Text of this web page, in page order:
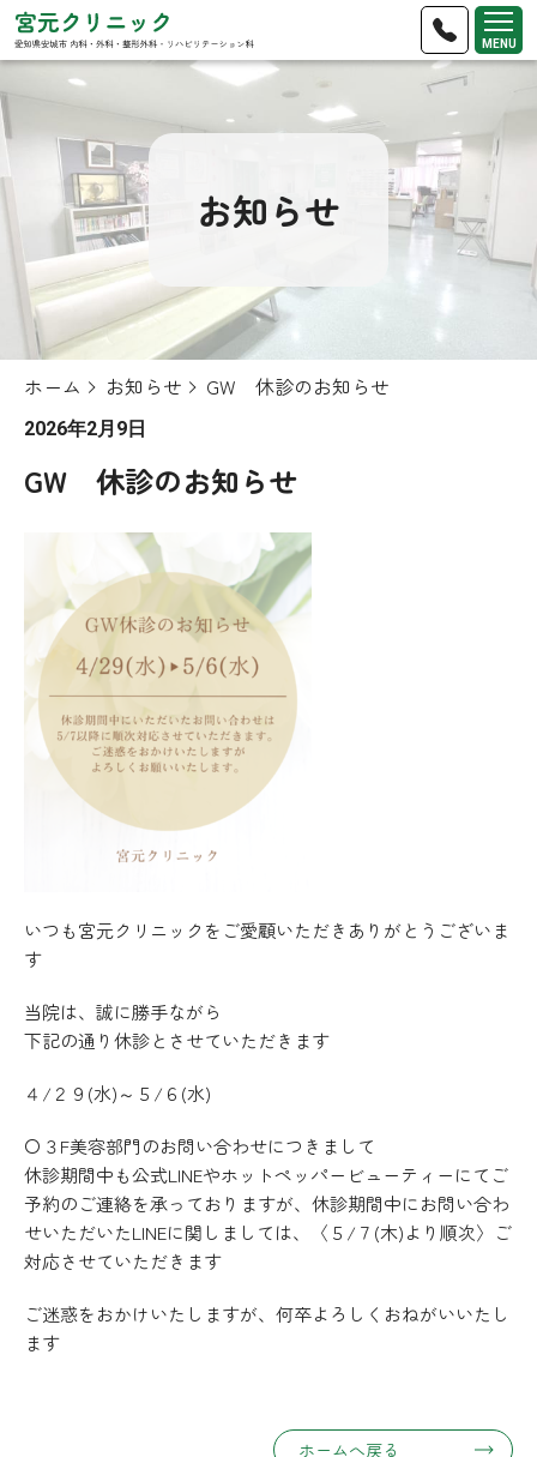
MENU
お知らせ
ホーム お知らせ GW 休診のお知らせ
2026年2月9日
GW 休診のお知らせ
いつも宮元クリニックをご愛顧いただきありがとうございま
す
当院は、誠に勝手ながら
下記の通り休診とさせていただきます
４/２９(水)～５/６(水)
〇３F美容部門のお問い合わせにつきまして
休診期間中も公式LINEやホットペッパービューティーにてご
予約のご連絡を承っておりますが、休診期間中にお問い合わ
せいただいたLINEに関しましては、〈５/７(木)より順次〉ご
対応させていただきます
ご迷惑をおかけいたしますが、何卒よろしくおねがいいたし
ます
ホームへ戻る